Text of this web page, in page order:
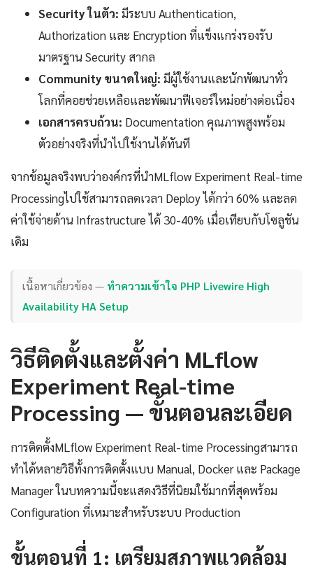
Security ในตัว: มีระบบ Authentication,
Authorization และ Encryption ที่แข็งแกร่งรองรับ
มาตรฐาน Security สากล
Community ขนาดใหญ่: มีผู้ใช้งานและนักพัฒนาทั่ว
โลกที่คอยช่วยเหลือและพัฒนาฟีเจอร์ใหม่อย่างต่อเนื่อง
เอกสารครบถ้วน: Documentation คุณภาพสูงพร้อม
ตัวอย่างจริงที่นำไปใช้งานได้ทันที
จากข้อมูลจริงพบว่าองค์กรที่นำMLflow Experiment Real-time
Processingไปใช้สามารถลดเวลา Deploy ได้กว่า 60% และลด
ค่าใช้จ่ายด้าน Infrastructure ได้ 30-40% เมื่อเทียบกับโซลูชัน
เดิม
เนื้อหาเกี่ยวข้อง — ทำความเข้าใจ PHP Livewire High
Availability HA Setup
วิธีติดตั้งและตั้งค่า MLflow
Experiment Real-time
Processing — ขั้นตอนละเอียด
การติดตั้งMLflow Experiment Real-time Processingสามารถ
ทำได้หลายวิธีทั้งการติดตั้งแบบ Manual, Docker และ Package
Manager ในบทความนี้จะแสดงวิธีที่นิยมใช้มากที่สุดพร้อม
Configuration ที่เหมาะสำหรับระบบ Production
ขั้นตอนที่ 1: เตรียมสภาพแวดล้อม